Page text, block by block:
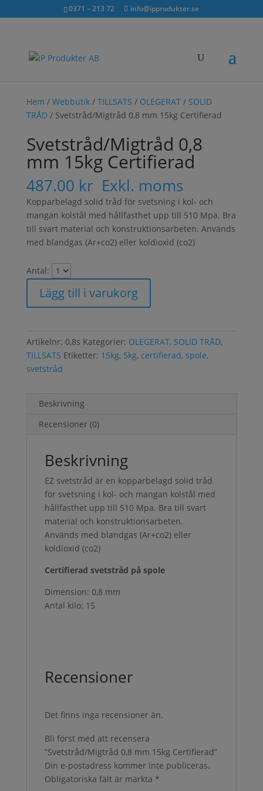
inkl. moms0371 – 213 72 info@ipprodukter.se
Sök...
×
Hem / Webbutik/ TILLSATS / OLEGERAT/ SOLID
TRÅD/ Svetstråd/Migtråd 0,8 mm 15kg Certifierad
Svetstråd/Migtråd 0,8
mm 15kg Certifierad
487.00 kr Exkl. moms
Kopparbelagd solid tråd för svetsning i kol- och
mangan kolstål med hållfasthet upp till 510 Mpa. Bra
till svart material och konstruktionsarbeten. Används
med blandgas (Ar+co2) eller koldioxid (co2)
Antal:
Lägg till i varukorg
Artikelnr: 0,8s Kategorier: OLEGERAT, SOLID TRÅD,
TILLSATS Etiketter: 15kg, 5kg, certifierad, spole,
svetstråd
Beskrivning
Recensioner (0)
Beskrivning
EZ svetstråd är en kopparbelagd solid tråd
för svetsning i kol- och mangan kolstål med
hållfasthet upp till 510 Mpa. Bra till svart
material och konstruktionsarbeten.
Används med blandgas (Ar+co2) eller
koldioxid (co2)
Certifierad svetstråd på spole
Dimension: 0,8 mm
Antal kilo: 15
Recensioner
Det finns inga recensioner än.
Bli först med att recensera
”Svetstråd/Migtråd 0,8 mm 15kg Certifierad”
Din e-postadress kommer inte publiceras.
Obligatoriska fält är märkta *